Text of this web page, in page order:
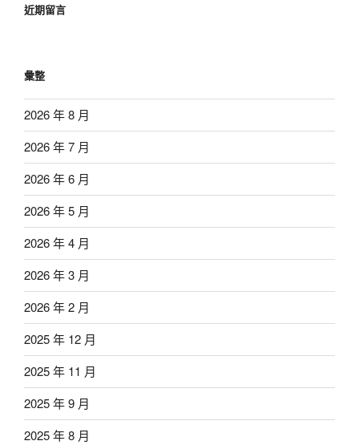
近期留言
彙整
2026 年 8 月
2026 年 7 月
2026 年 6 月
2026 年 5 月
2026 年 4 月
2026 年 3 月
2026 年 2 月
2025 年 12 月
2025 年 11 月
2025 年 9 月
2025 年 8 月